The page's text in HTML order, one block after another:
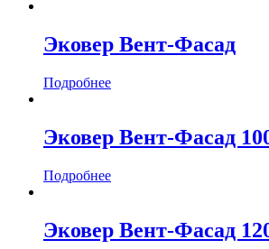
Эковер Вент-Фасад
Подробнее
Эковер Вент-Фасад
Подробнее
Эковер Вент-Фасад